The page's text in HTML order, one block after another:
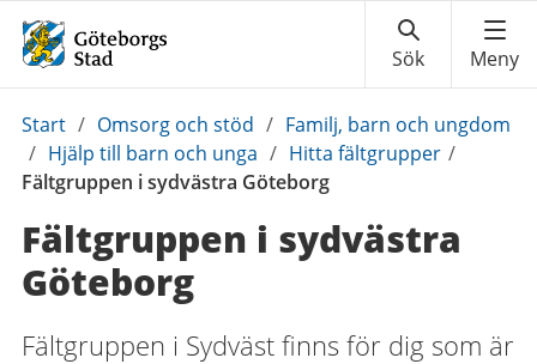
Du
är
här:
Start / Omsorg och stöd / Familj, barn och ungdom
/ Hjälp till barn och unga / Hitta fältgrupper /
Fältgruppen i sydvästra Göteborg
Fältgruppen i sydvästra
Göteborg
Fältgruppen i Sydväst finns för dig som är